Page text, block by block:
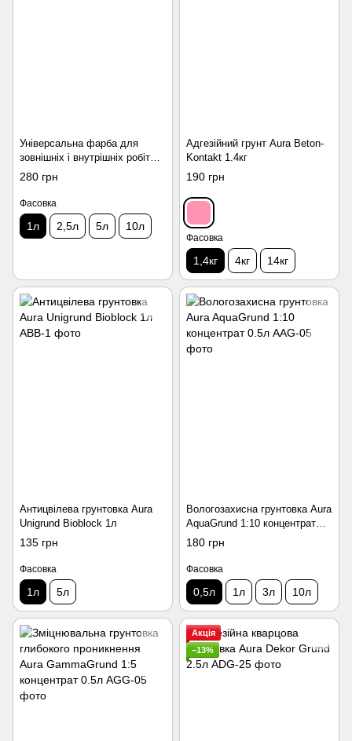
Універсальна фарба для
зовнішніх і внутрішніх робіт
Aura Fasad Expo 1л
280 грн
Фасовка
1л 2,5л 5л 10л
Адгезійний грунт Aura Beton-
Kontakt 1.4кг
190 грн
Фасовка
1,4кг 4кг 14кг
Антицвілева грунтовка Aura
Unigrund Bioblock 1л
135 грн
Фасовка
1л 5л
Вологозахисна грунтовка Aura
AquaGrund 1:10 концентрат
0.5л
180 грн
Фасовка
0,5л 1л 3л 10л
Акція
−13%